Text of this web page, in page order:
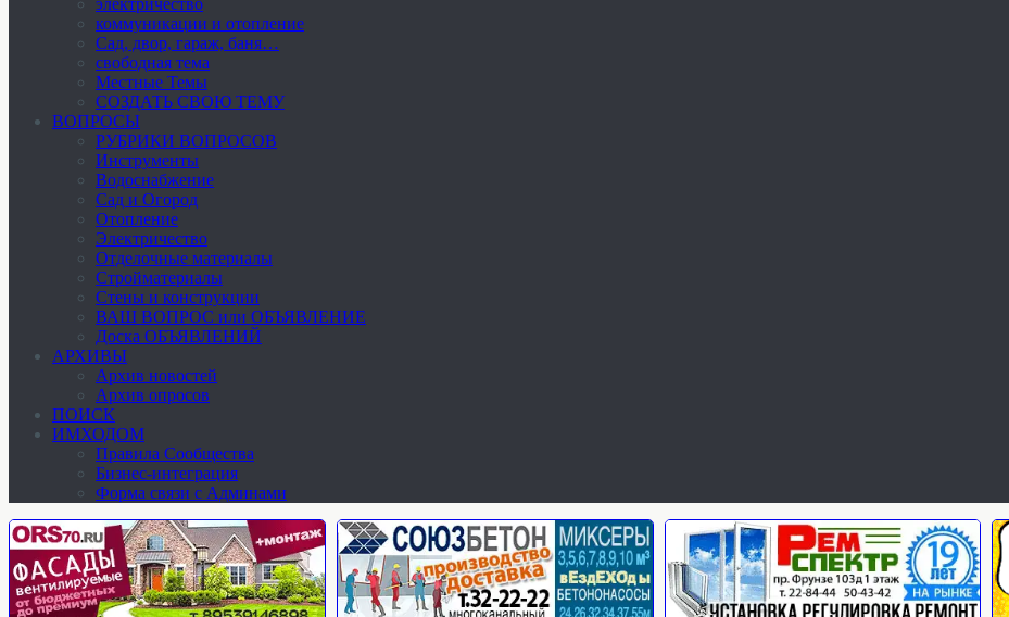
коммуникации и отопление
Cад, двор, гараж, баня…
свободная тема
Местные Темы
СОЗДАТЬ СВОЮ ТЕМУ
ВОПРОСЫ
РУБРИКИ ВОПРОСОВ
Инструменты
Водоснабжение
Сад и Огород
Отопление
Электричество
Отделочные материалы
Стройматериалы
Стены и конструкции
ВАШ ВОПРОС или ОБЪЯВЛЕНИЕ
Доска ОБЪЯВЛЕНИЙ
АРХИВЫ
Архив новостей
Архив опросов
ПОИСК
ИМХОДОМ
Правила Сообщества
Бизнес-интеграция
Форма связи с Админами